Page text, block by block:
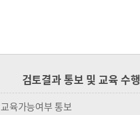
검토결과 통보 및 교육 수행
교육가능여부 통보